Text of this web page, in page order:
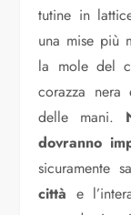
tutine in
una mise più
la mole del
corazza
delle mani.
dovranno
sicuramente
città e